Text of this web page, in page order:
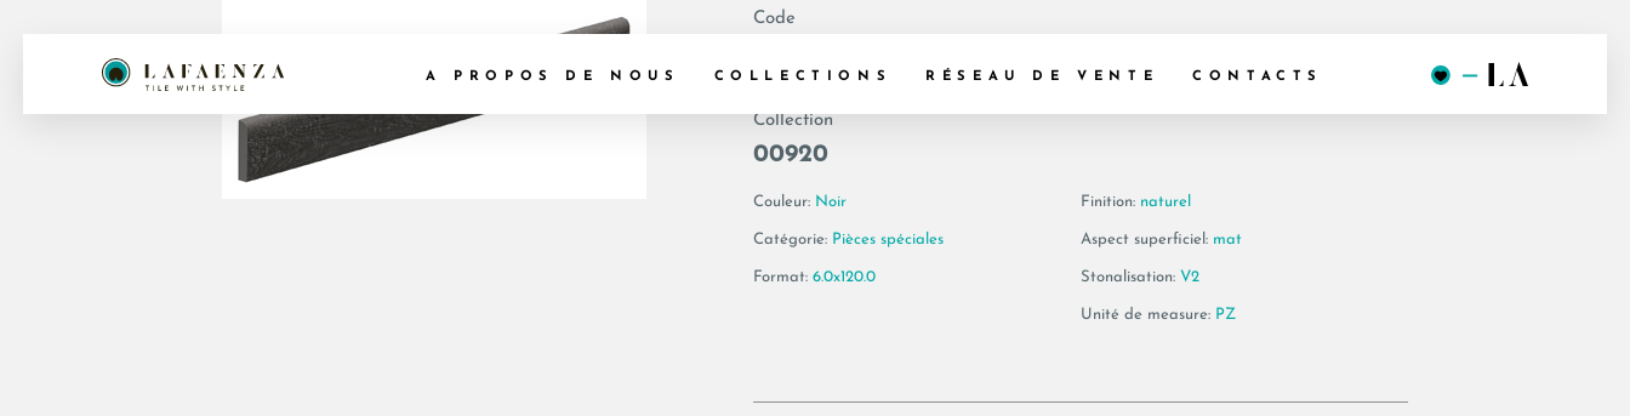
A PROPOS DE NOUS COLLECTIONS RÉSEAU DE VENTE CONTACTS
Code
Collection
00920
Couleur: Noir
Catégorie: Pièces spéciales
Format: 6.0x120.0
Finition: naturel
Aspect superficiel: mat
Stonalisation: V2
Unité de measure: PZ